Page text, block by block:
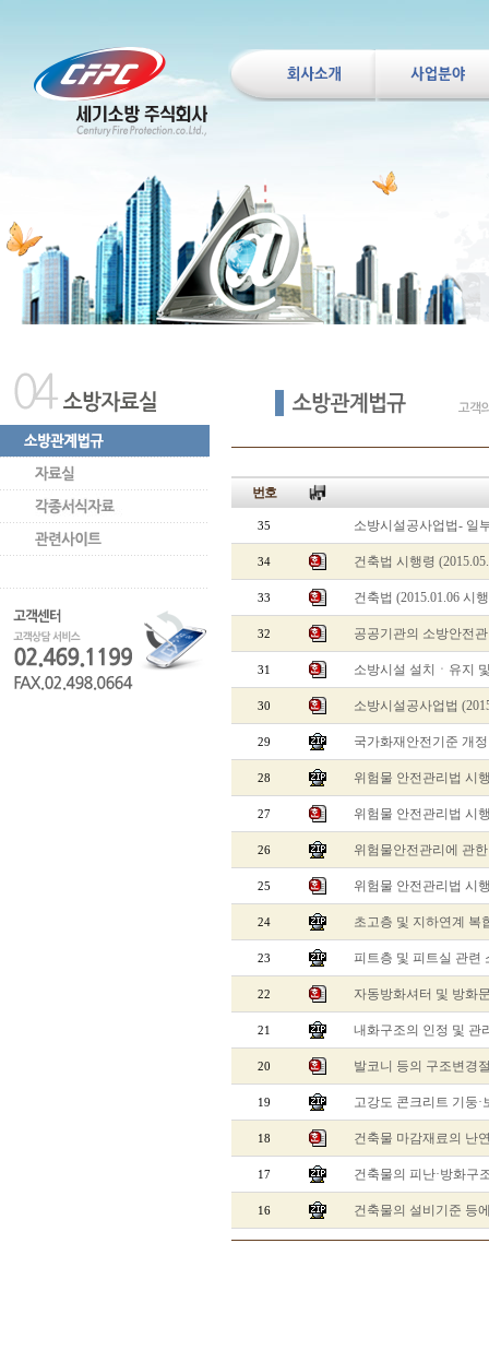
번호
35 소방시설공사업법- 일
34 건축법 시행령
33 건축법 (2015.01.06 시
32 공공기관의 소방안전
31 소방시설 설치ㆍ유지
30 소방시설공사업법
29 국가화재안전기준 개
28 위험물 안전관리법 시
27 위험물 안전관리법 시
26 위험물안전관리에 관
25 위험물 안전관리법 시
24 초고층 및 지하연계 복
23 피트층 및 피트실 관련
22 자동방화셔터 및 방화
21 내화구조의 인정 및 관
20 발코니 등의 구조변경
19 고강도 콘크리트 기둥
18 건축물 마감재료의 난
17 건축물의 피난·방화구
16 건축물의 설비기준 등